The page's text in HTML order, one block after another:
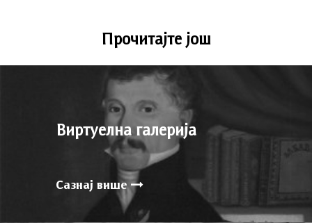
Прочитајте још
Виртуелна галерија
Сазнај више